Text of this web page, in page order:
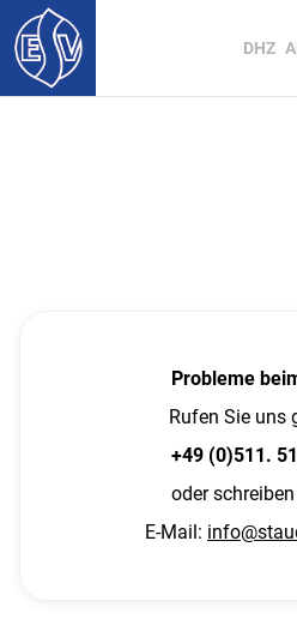
DHZ
Probleme
Rufen Sie uns
+49 (0)511.
oder
E-Mail: